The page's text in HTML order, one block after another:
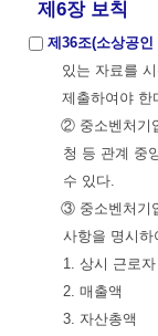
제6장 보칙
제36조(소상공
있는 자료를
제출하여야 한
② 중소벤처기
청 등 관계 중
수 있다.
③ 중소벤처기
사항을 명시
1. 상시 근로
2. 매출액
3. 자산총액